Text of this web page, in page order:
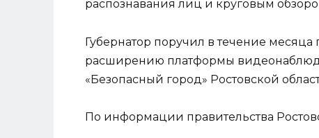
распознавания лиц и круговым
Губернатор поручил в течение
расширению платформы
«Безопасный город» Ростовской
По информации правительства